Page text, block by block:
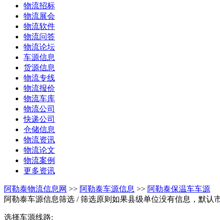
物流招标
物流展会
物流软件
物流问答
物流论坛
车源信息
货源信息
物流专线
物流报价
物流车库
物流公司
快递公司
仓储信息
物流资讯
物流论文
物流案例
更多资讯
阿勒泰物流信息网 >> 阿勒泰车源信息 >> 阿勒泰保温车车源
阿勒泰车源信息筛选 / 筛选原则如果县级单位没有信息，默认
选择车源线路: